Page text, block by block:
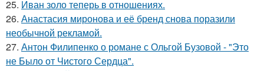
25. Иван золо теперь в отношениях.
26. Анастасия миронова и её бренд снова поразили
необычной рекламой.
27. Антон Филипенко о романе с Ольгой Бузовой - "Это
не Было от Чистого Сердца".